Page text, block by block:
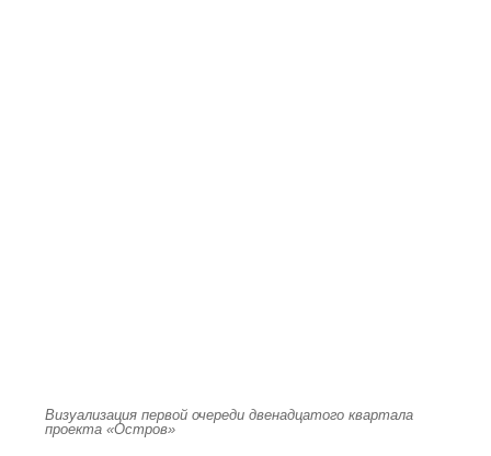
Визуализация первой очереди двенадцатого квартала
проекта «Остров»